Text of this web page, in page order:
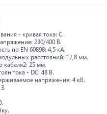
- кривая тока: C.
230/400 В.
по EN 60898: 4,5 кА.
расстояний: 17,8 мм.
кабеля2: 25 мм.
тока - DC: 48 В.
напряжение: 4 кВ.